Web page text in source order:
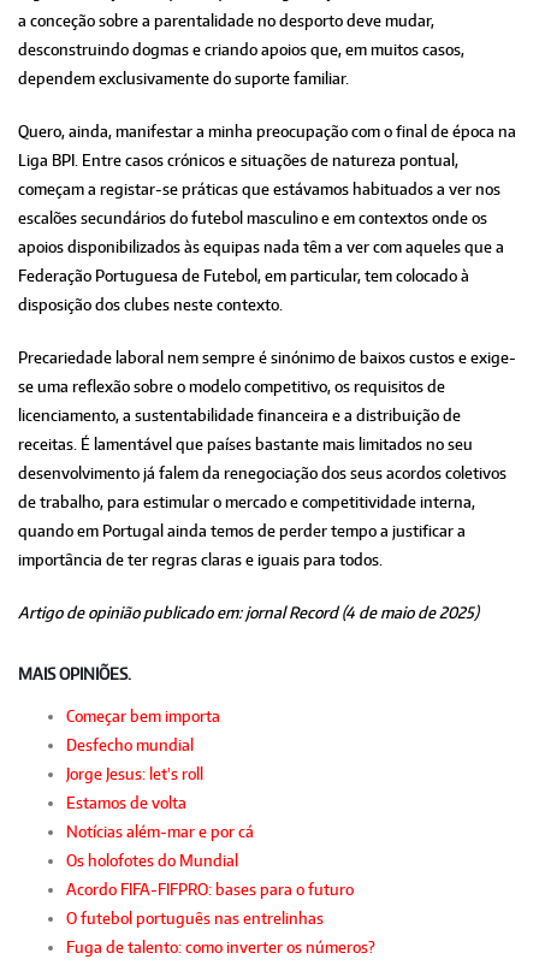
a conceção sobre a parentalidade no desporto deve mudar,
desconstruindo dogmas e criando apoios que, em muitos casos,
dependem exclusivamente do suporte familiar.
Quero, ainda, manifestar a minha preocupação com o final de época na
Liga BPI. Entre casos crónicos e situações de natureza pontual,
começam a registar-se práticas que estávamos habituados a ver nos
escalões secundários do futebol masculino e em contextos onde os
apoios disponibilizados às equipas nada têm a ver com aqueles que a
Federação Portuguesa de Futebol, em particular, tem colocado à
disposição dos clubes neste contexto.
Precariedade laboral nem sempre é sinónimo de baixos custos e exige-
se uma reflexão sobre o modelo competitivo, os requisitos de
licenciamento, a sustentabilidade financeira e a distribuição de
receitas. É lamentável que países bastante mais limitados no seu
desenvolvimento já falem da renegociação dos seus acordos coletivos
de trabalho, para estimular o mercado e competitividade interna,
quando em Portugal ainda temos de perder tempo a justificar a
importância de ter regras claras e iguais para todos.
Artigo de opinião publicado em: jornal Record (4 de maio de 2025)
MAIS OPINIÕES.
Começar bem importa
Desfecho mundial
Jorge Jesus: let's roll
Estamos de volta
Notícias além-mar e por cá
Os holofotes do Mundial
Acordo FIFA-FIFPRO: bases para o futuro
O futebol português nas entrelinhas
Fuga de talento: como inverter os números?